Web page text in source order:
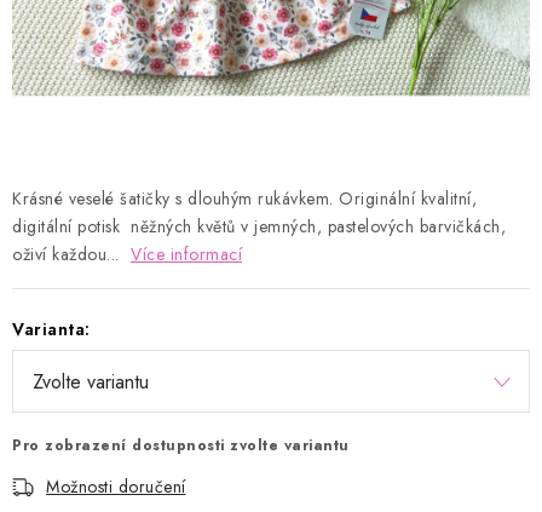
Tabulka velikostí
Postup pro vrácení a výměnu
Velkoobchod
Obchodní podmínky
Podmínky ochrany osobních údajů
Blog
Krásné veselé šatičky s dlouhým rukávkem. Originální kvalitní,
digitální potisk něžných květů v jemných, pastelových barvičkách,
oživí každou... Více informací
Varianta:
Pro zobrazení dostupnosti zvolte variantu
Možnosti doručení